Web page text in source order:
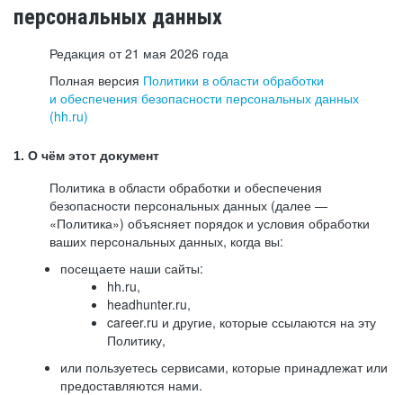
персональных данных
Редакция от 21 мая 2026 года
Полная версия Политики в области обработки
и обеспечения безопасности персональных данных
(hh.ru)
1. О чём этот документ
Политика в области обработки и обеспечения
безопасности персональных данных (далее —
«Политика») объясняет порядок и условия обработки
ваших персональных данных, когда вы:
посещаете наши сайты:
hh.ru,
headhunter.ru,
career.ru и другие, которые ссылаются на эту
Политику,
или пользуетесь сервисами, которые принадлежат или
предоставляются нами.